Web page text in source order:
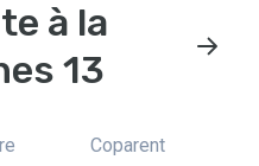
à la
13
Coparent